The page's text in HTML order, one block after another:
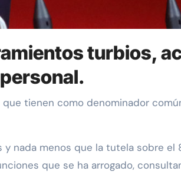
turbios,
nada menos que la tutela sobre el
que se ha arrogado,